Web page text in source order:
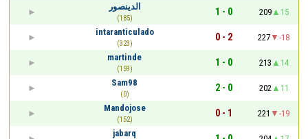
الدينصور
(185)
1 - 0 209
15
intaranticulado
(323)
0 - 2 227
-18
martinde
(159)
1 - 0 213
14
Sam98
(0)
2 - 0 202
11
Mandojose
(152)
0 - 1 221
-19
jabarq